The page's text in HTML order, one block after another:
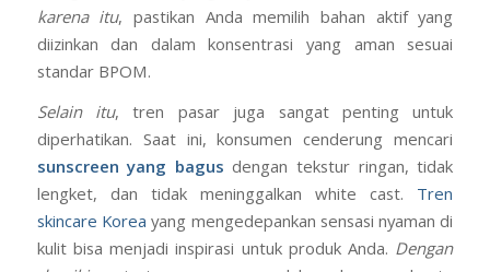
Makanan (BPOM). Produk tabir surya termasuk dalam
kategori kosmetik yang wajib memiliki izin edar.Oleh
karena itu , pastikan Anda memilih bahan aktif yang
diizinkan dan dalam konsentrasi yang aman sesuai
standar BPOM.
Selain itu, tren pasar juga sangat penting untuk
diperhatikan. Saat ini, konsumen cenderung mencari
sunscreen yang bagusdengan tekstur ringan, tidak
lengket, dan tidak meninggalkan white cast.Tren